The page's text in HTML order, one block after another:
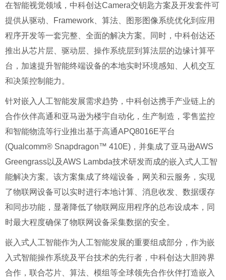
在智能视觉领域，中科创达Camera交钥匙方案及开发套件可
提供从驱动、Framework、算法、图形图像系统优化到应用
程序开发等一套完整、全面的解决方案。同时，中科创达还
推出从芯片层、驱动层、操作系统层到算法层的边缘计算平
台，加速提升智能终端设备的本地实时环境感知、人机交互
和决策控制能力。
针对嵌入人工智能发展需求趋势，中科创达携手产业链上的
合作伙伴高通和亚马逊为楼宇自动化，生产制造，零售监控
和智能物流等行业推出基于高通APQ8016E平台
(Qualcomm® Snapdragon™ 410E)，并集成了亚马逊AWS
Greengrass以及AWS Lambda技术研发而成的嵌入式人工智
能解决方案。该方案集成了终端设备，网关和云服务，实现
了物联网设备可以实时进行本地计算、消息收发、数据缓存
和同步功能，显著降低了物联网应用程序的总布设成本，同
时最大程度确保了物联网设备采集数据的安全。
嵌入式人工智能作为人工智能发展的重要组成部分，作为嵌
入式智能操作系统及平台技术的先行者，中科创达大胆跨界
合作，联合芯片、算法、模组等全球领先合作伙伴打造嵌入